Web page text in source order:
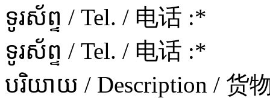
ទូរស័ព្ទ / Tel. / 电话 :*
ទូរស័ព្ទ / Tel. / 电话 :*
បរិយាយ / Description / 货